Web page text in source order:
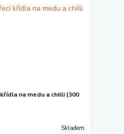
na medu a chilli (300
Skladem